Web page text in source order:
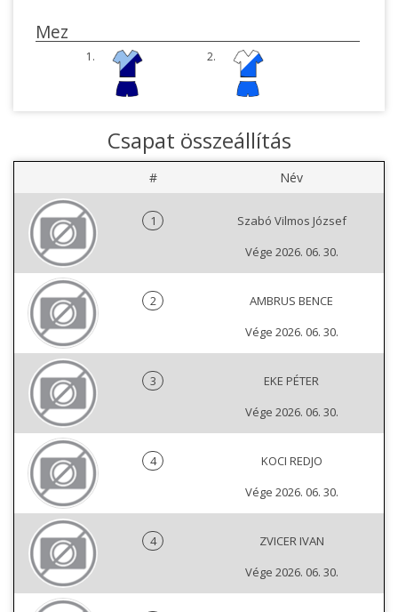
Mez
1. 2.
Csapat összeállítás
# Név
1
Szabó Vilmos József
Vége 2026. 06. 30.
2
AMBRUS BENCE
Vége 2026. 06. 30.
3
EKE PÉTER
Vége 2026. 06. 30.
4
KOCI REDJO
Vége 2026. 06. 30.
4
ZVICER IVAN
Vége 2026. 06. 30.